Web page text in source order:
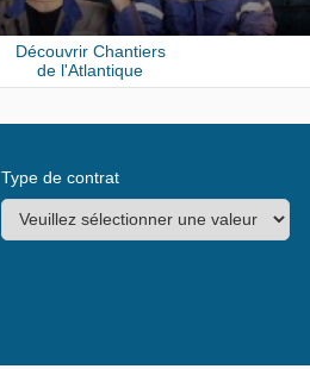
Découvrir Chantiers
de l'Atlantique
Type de contrat